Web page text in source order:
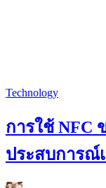
Technology
การใช้ NFC
ประสบการณ์